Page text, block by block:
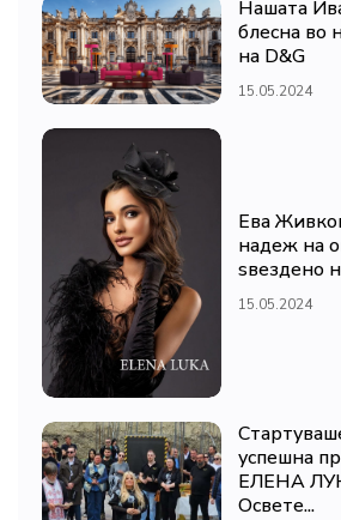
Нашата
блесна во
на D&G
15.05.2024
Ева
надеж на
ѕвездено
15.05.2024
успешна
ЕЛЕНА
Освете...